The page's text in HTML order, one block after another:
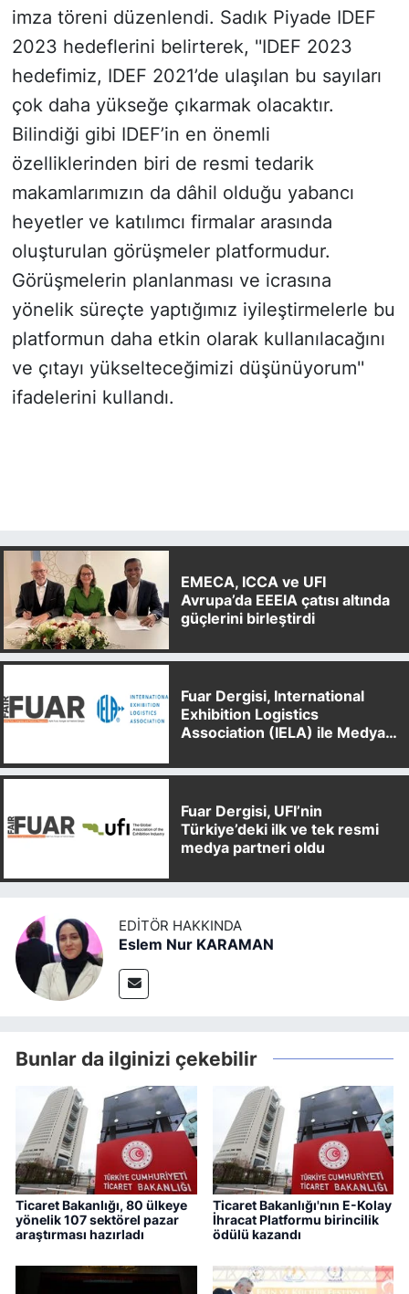
imza töreni düzenlendi. Sadık Piyade IDEF
2023 hedeflerini belirterek, ''IDEF 2023
hedefimiz, IDEF 2021’de ulaşılan bu sayıları
çok daha yükseğe çıkarmak olacaktır.
Bilindiği gibi IDEF’in en önemli
özelliklerinden biri de resmi tedarik
makamlarımızın da dâhil olduğu yabancı
heyetler ve katılımcı firmalar arasında
oluşturulan görüşmeler platformudur.
Görüşmelerin planlanması ve icrasına
yönelik süreçte yaptığımız iyileştirmelerle bu
platformun daha etkin olarak kullanılacağını
ve çıtayı yükselteceğimizi düşünüyorum''
ifadelerini kullandı.
EMECA, ICCA ve UFI
Avrupa’da EEEIA çatısı altında
güçlerini birleştirdi
Fuar Dergisi, International
Exhibition Logistics
Association (IELA) ile Medya
Fuar Dergisi, UFI’nin
Türkiye’deki ilk ve tek resmi
medya partneri oldu
EDITÖR HAKKINDA
Eslem Nur KARAMAN
Bunlar da ilginizi çekebilir
Ticaret Bakanlığı, 80 ülkeye
yönelik 107 sektörel pazar
araştırması hazırladı
Ticaret Bakanlığı'nın E-Kolay
İhracat Platformu birincilik
ödülü kazandı